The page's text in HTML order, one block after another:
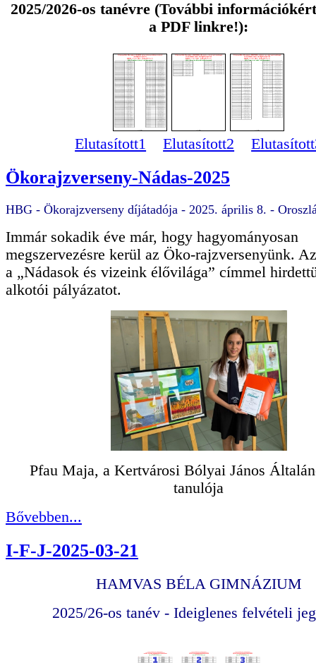
2025/2026-os tanévre (További
a PDF linkre!):
Elutasított1 Elutasított2
Ökorajzverseny-Nádas-2025
HBG - Ökorajzverseny díjátadója - 2025. április 8. -
Immár sokadik éve már, hogy hagyományosan
megszervezésre kerül az Öko-rajzversenyünk.
a „Nádasok és vizeink élővilága” címmel
alkotói pályázatot.
Pfau Maja, a Kertvárosi Bólyai János
tanulója
Bővebben...
I-F-J-2025-03-21
HAMVAS BÉLA GIMNÁZIUM
2025/26-os tanév - Ideiglenes felvételi